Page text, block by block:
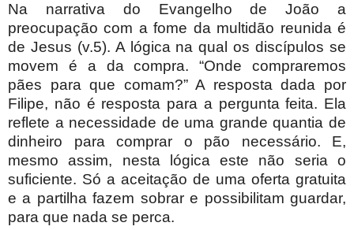
Na narrativa do Evangelho de João a
preocupação com a fome da multidão reunida é
de Jesus (v.5). A lógica na qual os discípulos se
movem é a da compra. “Onde compraremos
pães para que comam?” A resposta dada por
Filipe, não é resposta para a pergunta feita. Ela
reflete a necessidade de uma grande quantia de
dinheiro para comprar o pão necessário. E,
mesmo assim, nesta lógica este não seria o
suficiente. Só a aceitação de uma oferta gratuita
e a partilha fazem sobrar e possibilitam guardar,
para que nada se perca.